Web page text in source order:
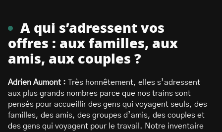
A qui s’adressent vos
offres : aux familles, aux
amis, aux couples ?
Adrien Aumont :
Très honnêtement, elles s’adressent
aux plus grands nombres parce que nos trains sont
pensés pour accueillir des gens qui voyagent seuls, des
familles, des amis, des groupes d’amis, des couples et
des gens qui voyagent pour le travail. Notre inventaire